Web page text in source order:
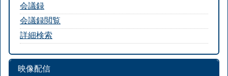
会議録
会議録閲覧
詳細検索
映像配信